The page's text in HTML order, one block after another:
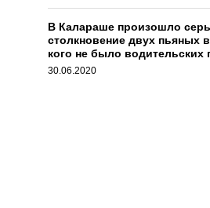
В Калараше произошло
столкновение двух пьяных
кого не было водительских
30.06.2020